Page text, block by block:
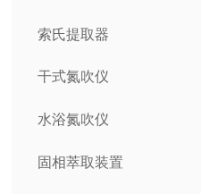
索氏提取器
干式氮吹仪
水浴氮吹仪
固相萃取装置